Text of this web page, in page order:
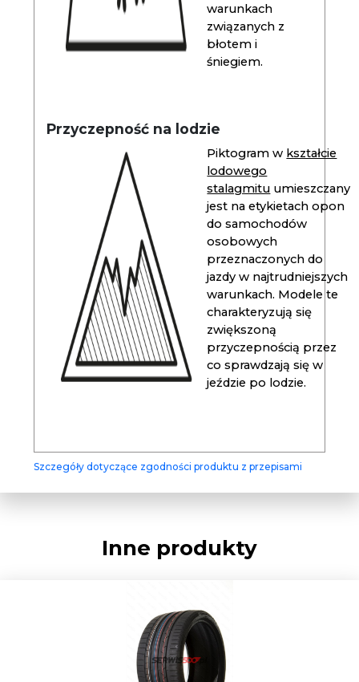
warunkach
związanych z
błotem i
śniegiem.
Przyczepność na lodzie
Piktogram w kształcie
lodowego
stalagmitu umieszczany
jest na etykietach opon
do samochodów
osobowych
przeznaczonych do
jazdy w najtrudniejszych
warunkach. Modele te
charakteryzują się
zwiększoną
przyczepnością przez
co sprawdzają się w
jeździe po lodzie.
Szczegóły dotyczące zgodności produktu z przepisami
Inne produkty